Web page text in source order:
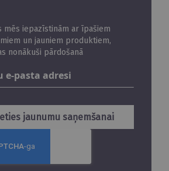
mēs iepazīstinām ar īpašiem
un jauniem produktiem,
nonākuši pārdošanā
jaunumus
jaunumu saņemšanai